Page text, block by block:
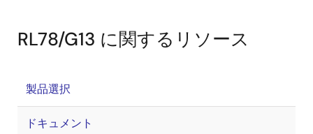
RL78/G13 に関するリソース
製品選択
ドキュメント